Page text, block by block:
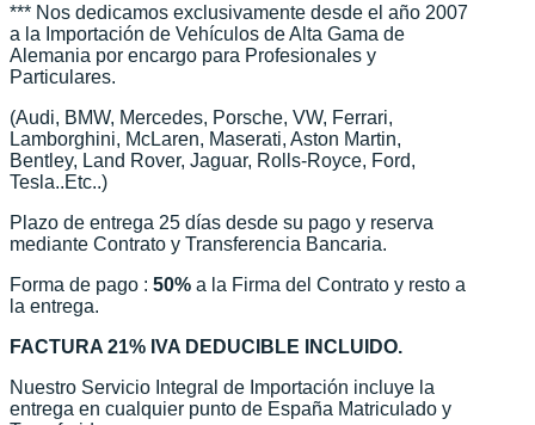
*** Nos dedicamos exclusivamente desde el año 2007
a la Importación de Vehículos de Alta Gama de
Alemania por encargo para Profesionales y
Particulares.
(Audi, BMW, Mercedes, Porsche, VW, Ferrari,
Lamborghini, McLaren, Maserati, Aston Martin,
Bentley, Land Rover, Jaguar, Rolls-Royce, Ford,
Tesla..Etc..)
Plazo de entrega 25 días desde su pago y reserva
mediante Contrato y Transferencia Bancaria.
Forma de pago : 50% a la Firma del Contrato y resto a
la entrega.
FACTURA 21% IVA DEDUCIBLE INCLUIDO.
Nuestro Servicio Integral de Importación incluye la
entrega en cualquier punto de España Matriculado y